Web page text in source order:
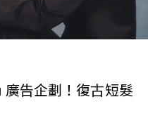
告企劃！復古短髮